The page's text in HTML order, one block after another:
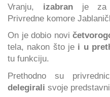
Vranju, izabran je
Privredne komore
On je dobio novi
tela, nakon što je i u
tu funkciju.
Prethodno su
delegirali svoje